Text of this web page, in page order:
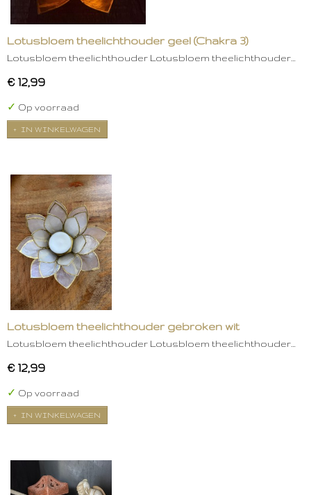
Lotusbloem theelichthouder geel (Chakra 3)
Lotusbloem theelichthouder Lotusbloem theelichthouder…
€ 12,99
✓ Op voorraad
IN WINKELWAGEN
Lotusbloem theelichthouder gebroken wit
Lotusbloem theelichthouder Lotusbloem theelichthouder…
€ 12,99
✓ Op voorraad
IN WINKELWAGEN